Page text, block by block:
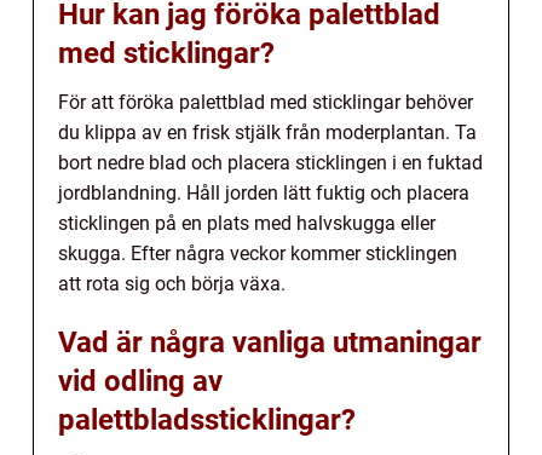
Hur kan jag föröka palettblad
med sticklingar?
För att föröka palettblad med sticklingar behöver
du klippa av en frisk stjälk från moderplantan. Ta
bort nedre blad och placera sticklingen i en fuktad
jordblandning. Håll jorden lätt fuktig och placera
sticklingen på en plats med halvskugga eller
skugga. Efter några veckor kommer sticklingen
att rota sig och börja växa.
Vad är några vanliga utmaningar
vid odling av
palettbladssticklingar?